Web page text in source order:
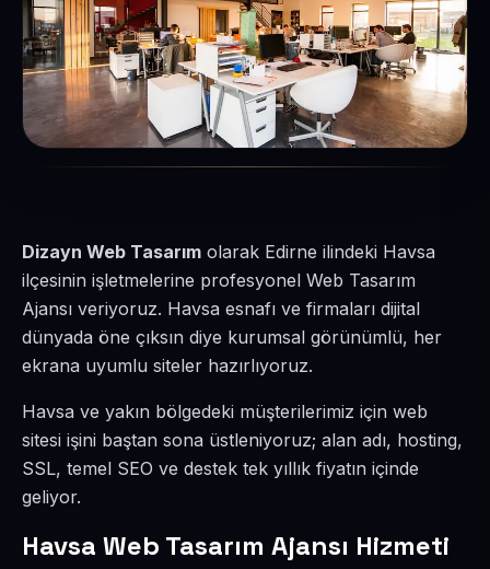
Dizayn Web Tasarım olarak Edirne ilindeki Havsa
ilçesinin işletmelerine profesyonel Web Tasarım
Ajansı veriyoruz. Havsa esnafı ve firmaları dijital
dünyada öne çıksın diye kurumsal görünümlü, her
ekrana uyumlu siteler hazırlıyoruz.
Havsa ve yakın bölgedeki müşterilerimiz için web
sitesi işini baştan sona üstleniyoruz; alan adı, hosting,
SSL, temel SEO ve destek tek yıllık fiyatın içinde
geliyor.
Havsa Web Tasarım Ajansı Hizmeti